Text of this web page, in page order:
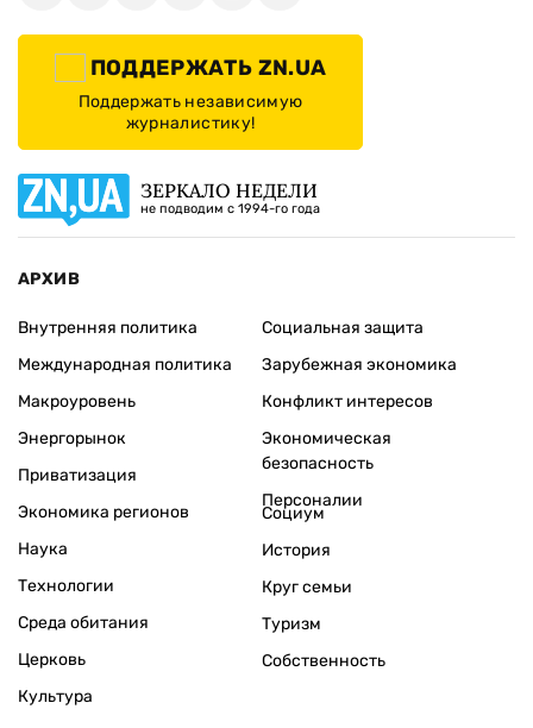
ПОДДЕРЖАТЬ ZN.UA
Поддержать независимую
журналистику!
ЗЕРКАЛО НЕДЕЛИ
не подводим с 1994-го года
АРХИВ
Внутренняя политика
Международная политика
Макроуровень
Энергорынок
Приватизация
Экономика регионов
Социальная защита
Зарубежная экономика
Конфликт интересов
Экономическая
безопасность
Персоналии
Наука
Технологии
Среда обитания
Церковь
Культура
Социум
История
Круг семьи
Туризм
Собственность